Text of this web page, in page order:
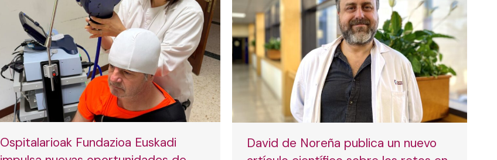
Ospitalarioak Fundazioa Euskadi
David de Noreña publica un nuevo